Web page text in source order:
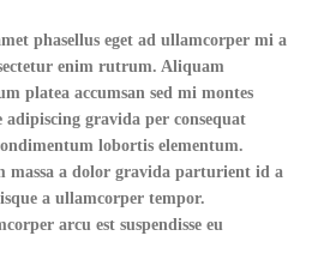
phasellus eget ad ullamcorper mi a
enim rutrum. Aliquam
platea accumsan sed mi montes
gravida per consequat
lobortis elementum.
massa a dolor gravida parturient id a
a ullamcorper tempor.
arcu est suspendisse eu